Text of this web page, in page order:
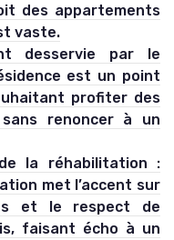
des appartements
vaste.
desservie par le
est un point
profiter des
renoncer à un
la réhabilitation :
met l’accent sur
et le respect de
faisant écho à un